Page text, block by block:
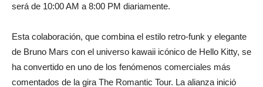
será de 10:00 AM a 8:00 PM diariamente.
Esta colaboración, que combina el estilo retro-funk y elegante
de Bruno Mars con el universo kawaii icónico de Hello Kitty, se
ha convertido en uno de los fenómenos comerciales más
comentados de la gira The Romantic Tour. La alianza inició